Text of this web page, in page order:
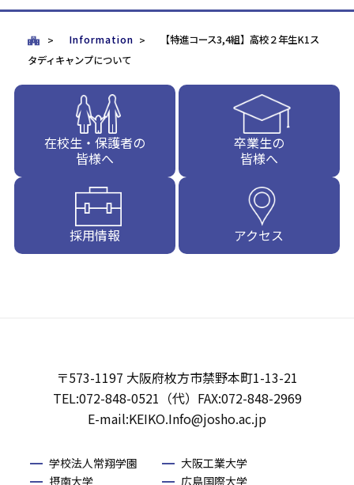
Information
【特進コース3,4組】高校２年生K1ス
タディキャンプについて
在校生・保護者の
皆様へ
卒業生の
皆様へ
採用情報 アクセス
〒573-1197 大阪府枚方市禁野本町1-13-21
TEL:072-848-0521（代）FAX:072-848-2969
E-mail:KEIKO.Info@josho.ac.jp
学校法人常翔学園
大阪工業大学
摂南大学
広島国際大学